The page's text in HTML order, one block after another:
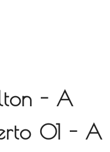
- A
01 - A